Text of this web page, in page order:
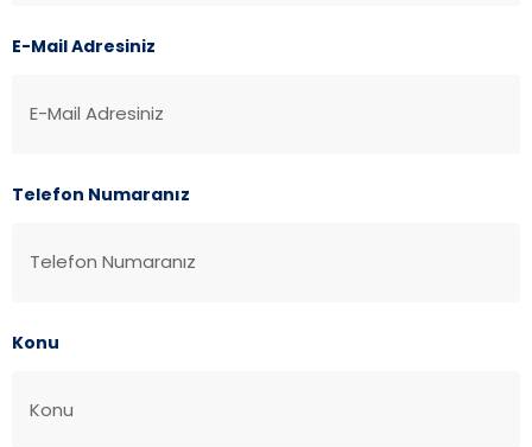
E-Mail Adresiniz
Telefon Numaranız
Konu